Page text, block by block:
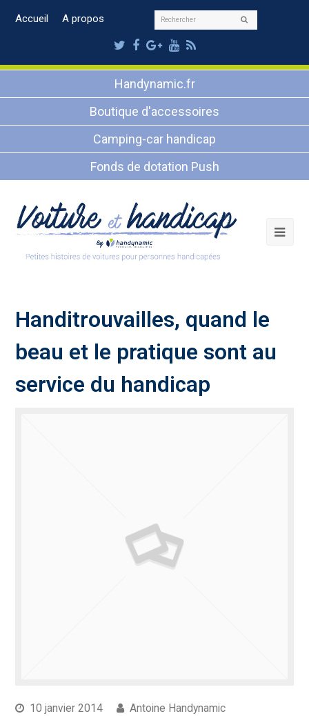
Accueil A propos Rechercher
Twitter
Facebook
Google
Plus
Youtube
RSS
Handynamic.fr
Boutique d'accessoires
Camping-car handicap
Fonds de dotation Push
Handitrouvailles, quand le
beau et le pratique sont au
service du handicap
10 janvier 2014
Antoine Handynamic